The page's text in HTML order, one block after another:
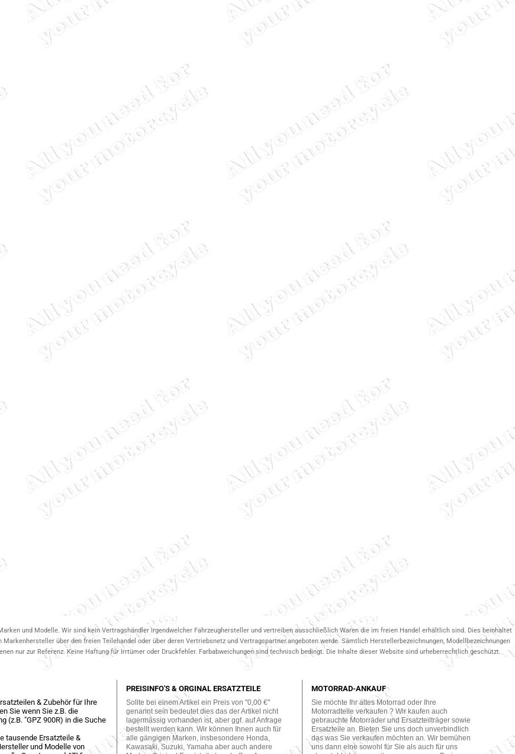
und Modelle. Wir sind kein Vertragshändler irgendwelcher Fahrzeughersteller und vertreiben ausschließlich Waren die im freien Handel erhältlich sind. Dies beinhaltet
über den freien Teilehandel oder über deren Vertriebsnetz und Vertragspartner.angeboten werde. Sämtlich Herstellerbezeichnungen, Modellbezeichnungen
nur zur Referenz. Keine Haftung für Irrtümer oder Druckfehler. Farbabweichungen sind technisch bedingt. Die Inhalte dieser Website sind urheberrechtlich geschützt.
& Zubehör für Ihre
Sie wenn Sie z.B. die
(z.B. "GPZ 900R) in die Suche
tausende Ersatzteile &
und Modelle von
PREISINFO'S & ORGINAL ERSATZTEILE
Sollte bei einem Artikel ein Preis von "0,00 €"
genannt sein bedeutet dies das der Artikel nicht
lagermässig vorhanden ist, aber ggf. auf Anfrage
bestellt werden kann. Wir können Ihnen auch für
alle gängigen Marken, insbesondere Honda,
Kawasaki, Suzuki, Yamaha aber auch andere
MOTORRAD-ANKAUF
Sie möchte Ihr altes Motorrad oder Ihre
Motorradteile verkaufen ? Wir kaufen auch
gebrauchte Motorräder und Ersatzteilträger sowie
Ersatzteile an. Bieten Sie uns doch unverbindlich
das was Sie verkaufen möchten an. Wir bemühen
uns dann eine sowohl für Sie als auch für uns